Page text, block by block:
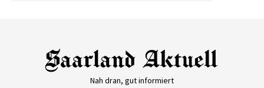
Nah dran, gut informiert